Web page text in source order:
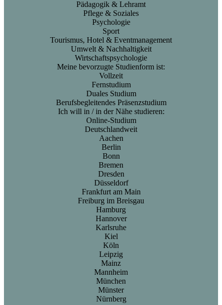
Pädagogik & Lehramt
Pflege & Soziales
Psychologie
Sport
Tourismus, Hotel & Eventmanagement
Umwelt & Nachhaltigkeit
Wirtschaftspsychologie
Meine bevorzugte Studienform ist:
Vollzeit
Fernstudium
Duales Studium
Berufsbegleitendes Präsenzstudium
Ich will in / in der Nähe studieren:
Online-Studium
Deutschlandweit
Aachen
Berlin
Bonn
Bremen
Dresden
Düsseldorf
Frankfurt am Main
Freiburg im Breisgau
Hamburg
Hannover
Karlsruhe
Kiel
Köln
Leipzig
Mainz
Mannheim
München
Münster
Nürnberg